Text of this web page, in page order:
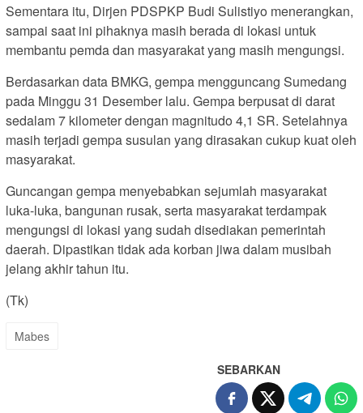
Sementara itu, Dirjen PDSPKP Budi Sulistiyo menerangkan,
sampai saat ini pihaknya masih berada di lokasi untuk
membantu pemda dan masyarakat yang masih mengungsi.
Berdasarkan data BMKG, gempa mengguncang Sumedang
pada Minggu 31 Desember lalu. Gempa berpusat di darat
sedalam 7 kilometer dengan magnitudo 4,1 SR. Setelahnya
masih terjadi gempa susulan yang dirasakan cukup kuat oleh
masyarakat.
Guncangan gempa menyebabkan sejumlah masyarakat
luka-luka, bangunan rusak, serta masyarakat terdampak
mengungsi di lokasi yang sudah disediakan pemerintah
daerah. Dipastikan tidak ada korban jiwa dalam musibah
jelang akhir tahun itu.
(Tk)
Mabes
SEBARKAN